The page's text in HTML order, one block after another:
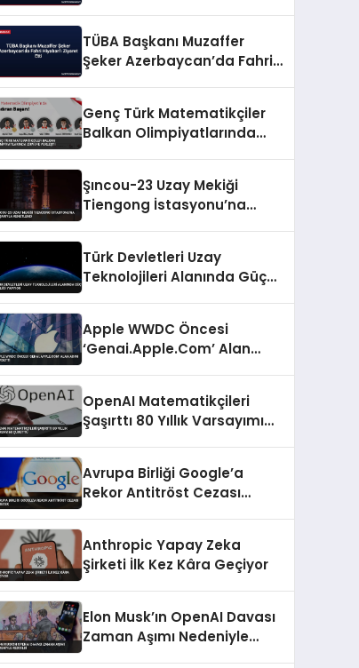
TÜBA Başkanı Muzaffer
Şeker Azerbaycan’da Fahri
Genç Türk Matematikçiler
Balkan Olimpiyatlarında
Şıncou-23 Uzay Mekiği
Tiengong İstasyonu’na
Türk Devletleri Uzay
Teknolojileri Alanında Güç
Apple WWDC Öncesi
‘Genai.Apple.Com’ Alan
OpenAI Matematikçileri
Şaşırttı 80 Yıllık Varsayımı
Avrupa Birliği Google’a
Rekor Antitröst Cezası
Anthropic Yapay Zeka
Şirketi İlk Kez Kâra Geçiyor
Elon Musk’ın OpenAI Davası
Zaman Aşımı Nedeniyle